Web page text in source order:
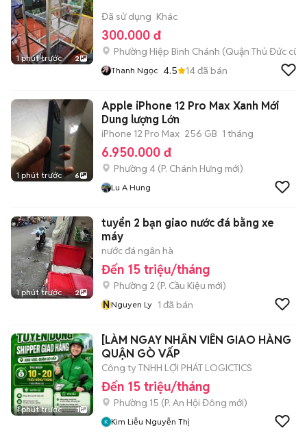
1 phút trước 2
Đã sử dụng Khác
300.000 đ
Phường Hiệp Bình Chánh (Quận Thủ Đức cũ)
Thanh Ngọc 4.5 14đã bán
1 phút trước 6
Apple iPhone 12 Pro Max Xanh Mới
Dung lượng Lớn
iPhone 12 Pro Max 256 GB 1 tháng
6.950.000 đ
Phường 4 (P. Chánh Hưng mới)
Lu A Hung
1 phút trước 2
tuyển 2 bạn giao nước đá bằng xe
máy
nước đá ngân hà
Đến 15 triệu/tháng
Phường 2 (P. Cầu Kiệu mới)
NNguyen Ly 1 đã bán
1 phút trước 1
[LÀM NGAY NHÂN VIÊN GIAO HÀNG
QUẬN GÒ VẤP
Công ty TNHH LỢI PHÁT LOGICTICS
Đến 15 triệu/tháng
Phường 15 (P. An Hội Đông mới)
Kim Liễu Nguyễn Thị